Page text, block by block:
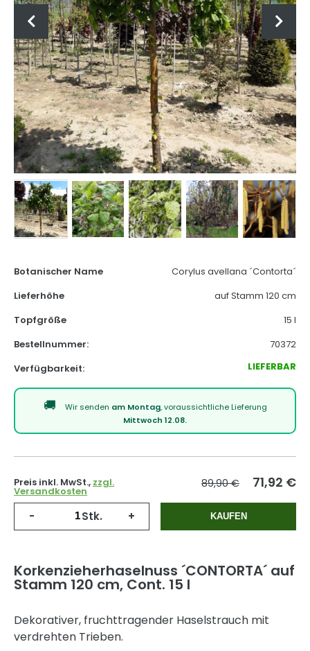
Botanischer Name
Corylus avellana ´Contorta´
Lieferhöhe
auf Stamm 120 cm
Topfgröße
15 l
Bestellnummer:
70372
Verfügbarkeit:
LIEFERBAR
Wir senden am Montag, voraussichtliche Lieferung
Mittwoch 12.08.
Preis inkl. MwSt., zzgl.
Versandkosten
89,90 € 71,92 €
- Stk. + KAUFEN
Korkenzieherhaselnuss ´CONTORTA´ auf
Stamm 120 cm, Cont. 15 l
Dekorativer, fruchttragender Haselstrauch mit
verdrehten Trieben.